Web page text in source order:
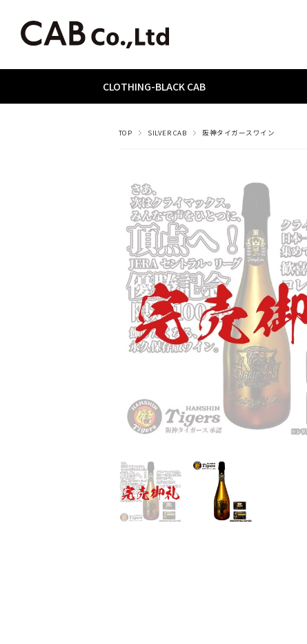
CLOTHING­-­BLACK CAB
TOP SILVER CAB 阪神タイガースワイン